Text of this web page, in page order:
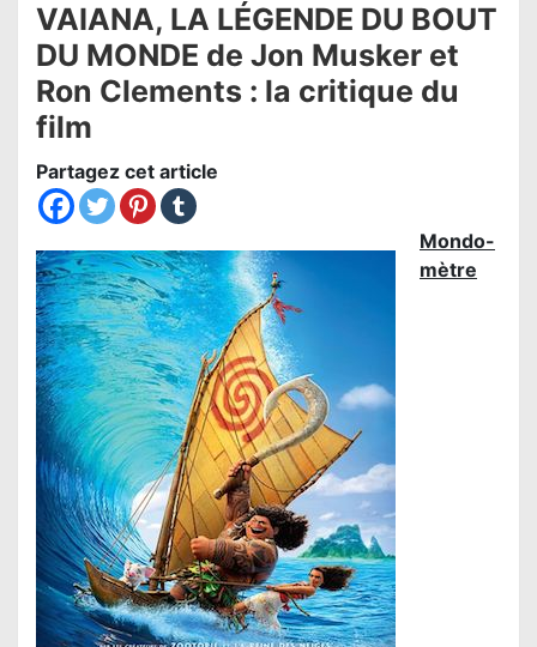
VAIANA, LA LÉGENDE DU BOUT
DU MONDE de Jon Musker et
Ron Clements : la critique du
film
Partagez cet article
Mondo-
mètre